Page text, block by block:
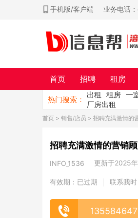
手机版/客户端 业务电话
首页 招聘 租房
热门搜索：
出租 租房 一
厂房出租
首页 > 销售/店员 > 招聘充满激情的
招聘充满激情的营销
INFO_1536 更新于2025
有效期：已过期 联系我